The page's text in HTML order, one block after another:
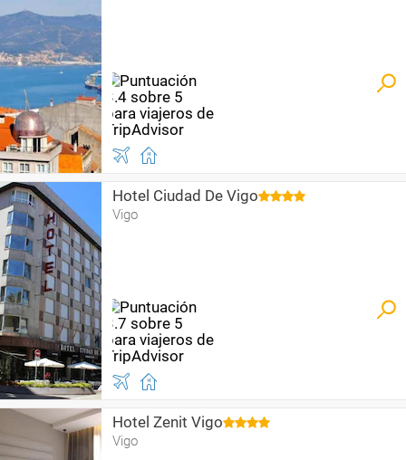
Hotel Ciudad De Vigo
Vigo
Hotel Zenit Vigo
Vigo